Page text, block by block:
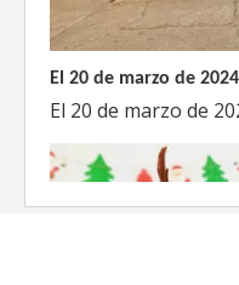
El 20 de marzo de